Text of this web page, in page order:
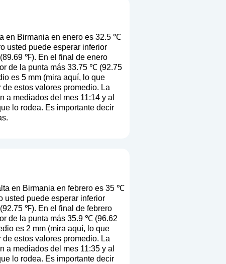
en Birmania en enero es 32.5 ℃
usted puede esperar inferior
℉). En el final de enero
de la punta más 33.75 ℃ (92.75
es 5 mm (mira aquí, lo que
estos valores promedio. La
a mediados del mes 11:14 y al
lo rodea. Es importante decir
en Birmania en febrero es 35 ℃
puede esperar inferior
℉). En el final de febrero
de la punta más 35.9 ℃ (96.62
es 2 mm (mira aquí, lo que
estos valores promedio. La
a mediados del mes 11:35 y al
lo rodea. Es importante decir